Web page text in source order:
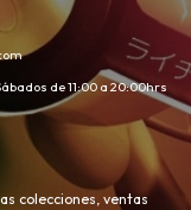
de 11:00 a 20:00hrs
colecciones, ventas